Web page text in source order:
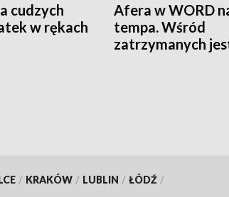
cudzych
w rękach
Afera w WORD
tempa. Wśród
zatrzymanych
/ KRAKÓW / LUBLIN / ŁÓDŹ /